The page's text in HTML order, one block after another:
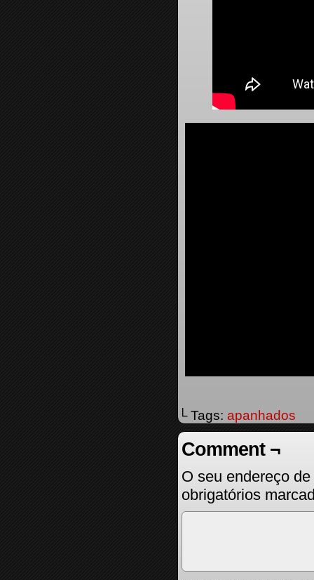
└ Tags: apanhados
Comment ¬
O seu endereço
obrigatórios